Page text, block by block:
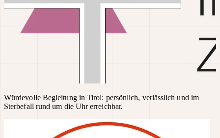
Würdevolle Begleitung in Tirol: persönlich, verlässlich und im
Sterbefall rund um die Uhr erreichbar.